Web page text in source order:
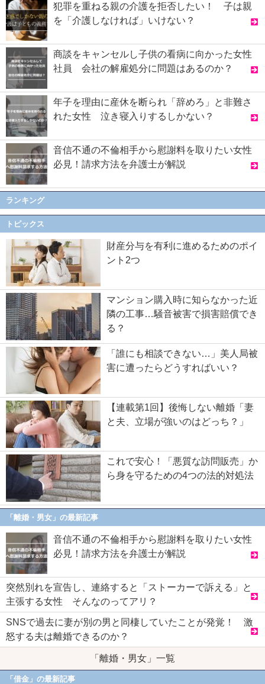
犯罪を重ねる親の介護を拒否したい！ 子は親
を「介護しなければ」いけない？
商談をキャンセルし子供の看病に向かった女性
社員 会社の解雇処分に問題はあるのか？
年子を理由に産休を断られ「辞めろ」と非難さ
れた女性 泣き寝入りするしかない？
音信不通の不倫相手から慰謝料を取りたい女性
必見！請求方法を弁護士が解説
ランキング
トピックス
財産分与を有利に進めるためのポイ
ント2つ
マンション購入時に知らなかった近
隣の工事…騒音被害で損害賠償でき
る？
「誰にも相談できない…」美人局被
害に遭ったらどうすればいい？
【連載第1回】後悔しない離婚「妻
と夫、立場が強いのはどっち？」
これで安心！「悪質な訪問販売」か
ら身を守るための4つの法的対処法
「離婚・男女」の最新記事
音信不通の不倫相手から慰謝料を取りたい女性
必見！請求方法を弁護士が解説
突然別れを宣告し、連絡すると「ストーカーで訴える」と
主張する女性 そんなのってアリ？
SNSで過去に妻が別の男と同棲していたことが発覚！ 激
怒する夫は離婚できるのか？
「離婚・男女」一覧
「借金」の最新記事